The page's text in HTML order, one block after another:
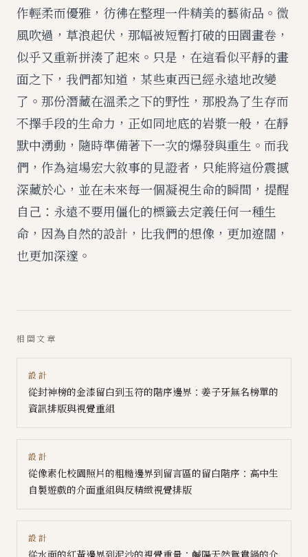
作輕柔而優雅，彷彿在整理一件精美的藝術品。微
風吹過，草浪起伏，那幅被短暫打破的田園畫卷，
似乎又重新拼湊了起來。只是，在這看似平靜的畫
面之下，我們都知道，某些東西已經永遠地改變
了。那份潛藏在溫柔之下的野性，那股為了生存而
不擇手段的生命力，正如同地底的岩漿一般，在靜
默中湧動，隨時準備著下一次的爆發與重生。而我
們，作為這場宏大敘事的見證者，只能將這份震撼
深藏於心，並在未來每一個凝視生命的瞬間，提醒
自己：永遠不要用僵化的標籤去定義任何一種生
命，因為自然的設計，比我們的想像，更加遼闊，
也更加深邃。
相關文章
設計
從封神榜的金漆留白到玉符的階序邊界：姜子牙無名榜單的
資訊排版與視覺重組
設計
從像素化校園照片的粗糙邊界到留言區的留白階序：高中生
自製遊戲的介面重組與反精緻視覺排版
設計
從水面的紅黃邊界到泥沙的視覺重量：鹹陽天然鴛鴦鍋的介